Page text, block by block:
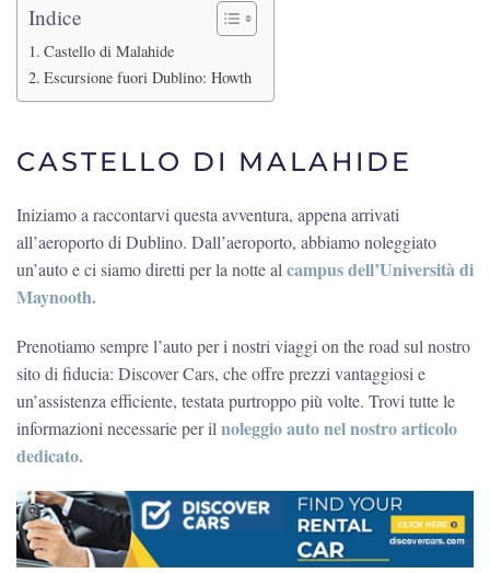
Indice
Castello di Malahide
Escursione fuori Dublino: Howth
CASTELLO DI MALAHIDE
Iniziamo a raccontarvi questa avventura, appena arrivati
all’aeroporto di Dublino. Dall’aeroporto, abbiamo noleggiato
un’auto e ci siamo diretti per la notte alcampus dell’Università di
Maynooth.
Prenotiamo sempre l’auto per i nostri viaggi on the road sul nostro
sito di fiducia: Discover Cars, che offre prezzi vantaggiosi e
un’assistenza efficiente, testata purtroppo più volte. Trovi tutte le
informazioni necessarie per ilnoleggio auto nel nostro articolo
dedicato.